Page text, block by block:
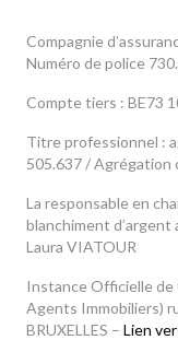
Compagnie
Numéro de police
Compte tiers : BE73
Titre professionnel :
505.637 / Agrégation
La responsable en
blanchiment
Laura VIATOUR
Instance Officielle
Agents Immobiliers)
BRUXELLES – Lien